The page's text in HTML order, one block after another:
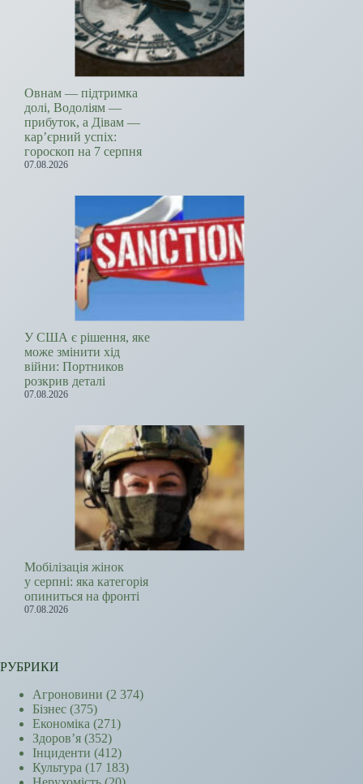
Овнам — підтримка
долі, Водоліям —
прибуток, а Дівам —
кар’єрний успіх:
гороскоп на 7 серпня
07.08.2026
У США є рішення, яке
може змінити хід
війни: Портников
розкрив деталі
07.08.2026
Мобілізація жінок
у серпні: яка категорія
опиниться на фронті
07.08.2026
РУБРИКИ
Агроновини (2 374)
Бізнес (375)
Економіка (271)
Здоров’я (352)
Інциденти (412)
Культура (17 183)